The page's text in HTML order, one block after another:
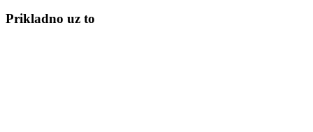
Prikladno uz to